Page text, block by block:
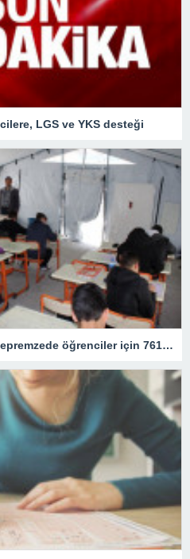
LGS ve YKS desteği
LGS ve YKS’ye hazırlanan depremzede öğrenciler için 761 DYK noktası oluşturuldu – Son Dakika Eğitim Haberleri